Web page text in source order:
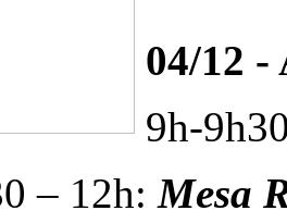
04/12
9h-
– 12h:Mesa